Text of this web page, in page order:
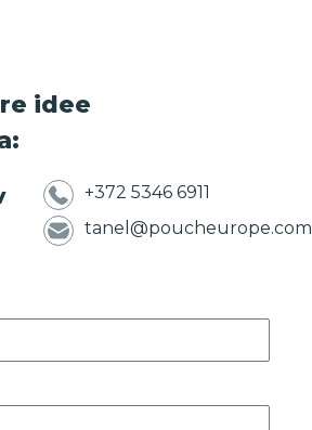
idee
+372 5346 6911
tanel@poucheurope.com